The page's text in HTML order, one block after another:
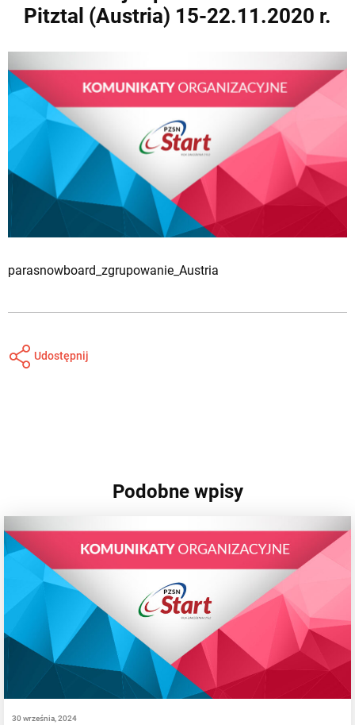
Pitztal (Austria) 15-22.11.2020 r.
parasnowboard_zgrupowanie_Austria
Udostępnij
Podobne wpisy
30 września, 2024